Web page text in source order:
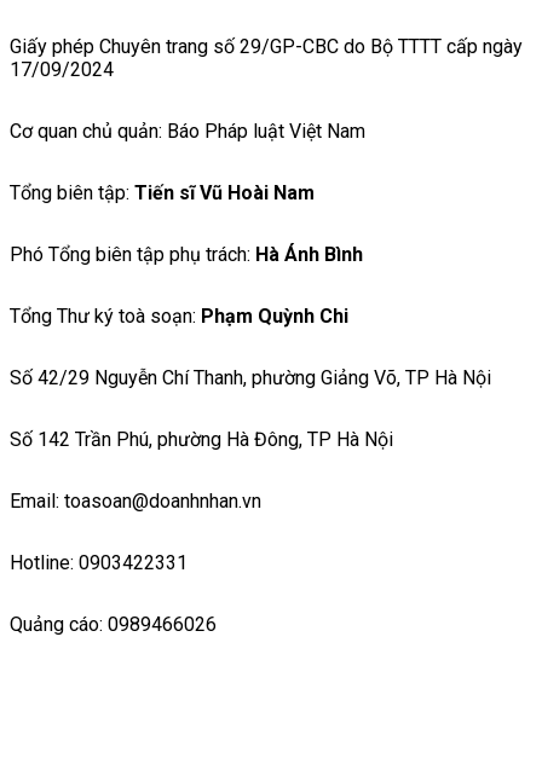
Giấy phép Chuyên trang số 29/GP-CBC do Bộ TTTT cấp ngày
17/09/2024
Cơ quan chủ quản: Báo Pháp luật Việt Nam
Tổng biên tập: Tiến sĩ Vũ Hoài Nam
Phó Tổng biên tập phụ trách: Hà Ánh Bình
Tổng Thư ký toà soạn: Phạm Quỳnh Chi
Số 42/29 Nguyễn Chí Thanh, phường Giảng Võ, TP Hà Nội
Số 142 Trần Phú, phường Hà Đông, TP Hà Nội
Email: toasoan@doanhnhan.vn
Hotline: 0903422331
Quảng cáo: 0989466026